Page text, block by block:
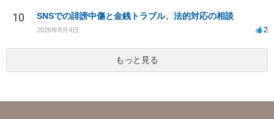
10 SNSでの誹謗中傷と金銭トラブル、法的対応の相談
2026年8月4日 2
もっと見る